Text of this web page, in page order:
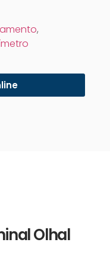
,
Olhal